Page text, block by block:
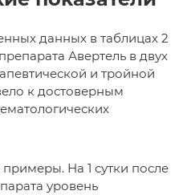
данных в таблицах 2
Авертель в двух
и тройной
к достоверным
На 1 сутки после
уровень